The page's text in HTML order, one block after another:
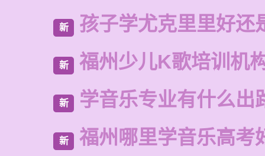
新 孩子学尤克里里好还
新 福州少儿K歌培训机
新 学音乐专业有什么出
新 福州哪里学音乐高考